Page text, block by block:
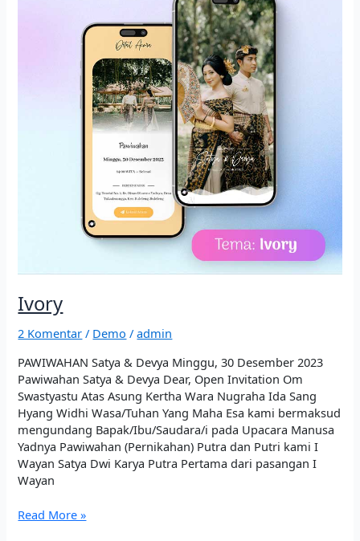
Ivory
2 Komentar / Demo /admin
PAWIWAHAN Satya & Devya Minggu, 30 Desember 2023
Pawiwahan Satya & Devya Dear, Open Invitation Om
Swastyastu Atas Asung Kertha Wara Nugraha Ida Sang
Hyang Widhi Wasa/Tuhan Yang Maha Esa kami bermaksud
mengundang Bapak/Ibu/Saudara/i pada Upacara Manusa
Yadnya Pawiwahan (Pernikahan) Putra dan Putri kami I
Wayan Satya Dwi Karya Putra Pertama dari pasangan I
Wayan
Read More »